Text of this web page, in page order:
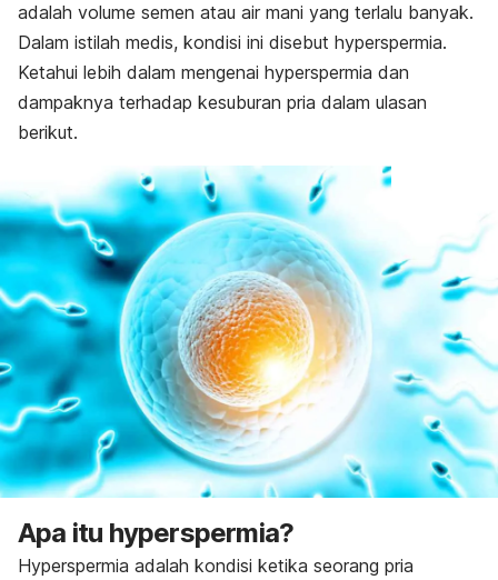
Diagnosis
Pengobatan
adalah volume semen atau air mani yang terlalu banyak.
Dalam istilah medis, kondisi ini disebut hyperspermia.
Ketahui lebih dalam mengenai hyperspermia dan
dampaknya terhadap kesuburan pria dalam ulasan
berikut.
Apa itu hyperspermia?
Hyperspermia adalah kondisi ketika seorang pria